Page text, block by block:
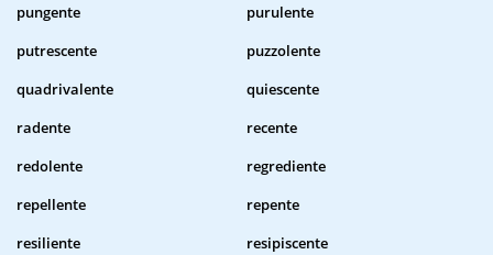
pungente
purulente
putrescente
puzzolente
quadrivalente
quiescente
radente
recente
redolente
regrediente
repellente
repente
resiliente
resipiscente